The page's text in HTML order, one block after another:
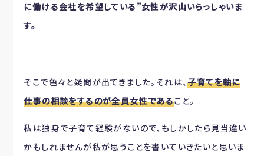
に働ける会社を希望している”女性が沢山いらっしゃいま
す。
そこで色々と疑問が出てきました。それは、子育てを軸に
仕事の相談をするのが全員女性であること。
私は独身で子育て経験がないので、もしかしたら見当違い
かもしれませんが私が思うことを書いていきたいと思いま